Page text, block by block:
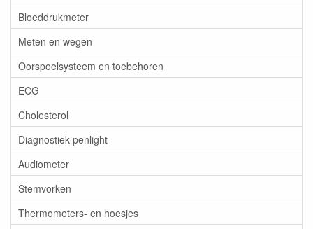
Bloeddrukmeter
Meten en wegen
Oorspoelsysteem en toebehoren
ECG
Cholesterol
Diagnostiek penlight
Audiometer
Stemvorken
Thermometers- en hoesjes